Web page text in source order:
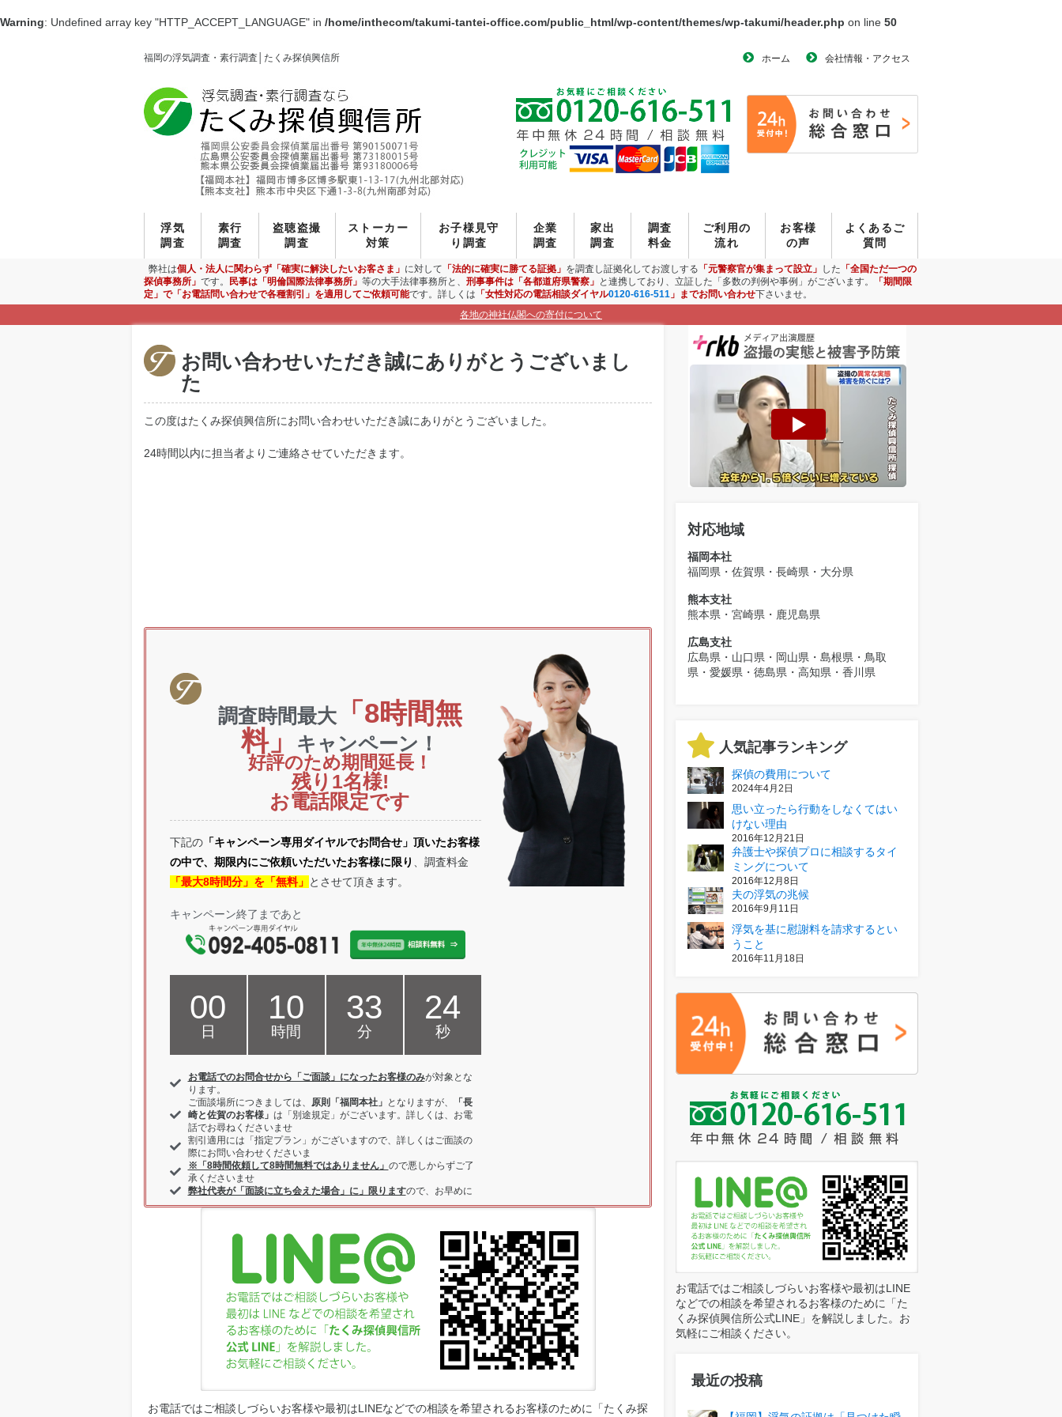
Warning: Undefined array key "HTTP_ACCEPT_LANGUAGE" in /home/inthecom/takumi-tantei-office.com/public_html/wp-content/themes/wp-takumi/header.php on line 50
福岡の浮気調査・素行調査│たくみ探偵興信所 ホーム 会社情報・アクセス
浮気
調査
素行
調査
盗聴盗撮
調査
ストーカー
対策
お子様見守
り調査
企業
調査
家出
調査
調査
料金
ご利用の
流れ
お客様
の声
よくあるご
質問
弊社は個人・法人に関わらず「確実に解決したいお客さま」 に対して 「法的に確実に勝てる証拠」 を調査し証拠化してお渡しする 「元警察官が集まって設立」 した 「全国ただ一つの
探偵事務所」 です。 民事は「明倫国際法律事務所」 等の大手法律事務所と、 刑事事件は「各都道府県警察」 と連携しており、立証した「多数の判例や事例」がございます。
「期間限
定」で「お電話問い合わせで各種割引」を適用してご依頼可能です。詳しくは 「女性対応の電話相談ダイヤル0120-616-511 」までお問い合わせ下さいませ。
各地の神社仏閣への寄付について
お問い合わせいただき誠にありがとうございまし
た
この度はたくみ探偵興信所にお問い合わせいただき誠にありがとうございました。
24時間以内に担当者よりご連絡させていただきます。
調査時間最大「8時間無
料」
キャンペーン！
好評のため期間延長！
残り1名様!
お電話限定です
下記の 「キャンペーン専用ダイヤルでお問合せ」頂いたお客様
の中で、期限内にご依頼いただいたお客様に限り
、調査料金
「最大8時間分」を「無料」 とさせて頂きます。
キャンペーン終了まであと
00
日
10
時間
33
分
23
秒
お電話でのお問合せから「ご面談」になったお客様のみが対象とな
ります。
ご面談場所につきましては、
原則「福岡本社」 となりますが、
「長
崎と佐賀のお客様」 は「別途規定」がございます。詳しくは、お電
話でお尋ねくださいませ
割引適用には「指定プラン」がございますので、詳しくはご面談の
際にお問い合わせくださいま
※「8時間依頼して8時間無料ではありません」 ので悪しからずご了
承くださいませ
弊社代表が「面談に立ち会えた場合」に」限りますので、お早めに
お電話ではご相談しづらいお客様や最初はLINEなどでの相談を希望されるお客様のために「たくみ探
対応地域
福岡本社
福岡県・佐賀県・長崎県・大分県
熊本支社
熊本県・宮崎県・鹿児島県
広島支社
広島県・山口県・岡山県・島根県・鳥取
県・愛媛県・徳島県・高知県・香川県
人気記事ランキング
探偵の費用について
2024年4月2日
思い立ったら行動をしなくてはい
けない理由
2016年12月21日
弁護士や探偵プロに相談するタイ
ミングについて
2016年12月8日
夫の浮気の兆候
2016年9月11日
浮気を基に慰謝料を請求するとい
うこと
2016年11月18日
お電話ではご相談しづらいお客様や最初はLINE
などでの相談を希望されるお客様のために「た
くみ探偵興信所公式LINE」を解説しました。お
気軽にご相談ください。
最近の投稿